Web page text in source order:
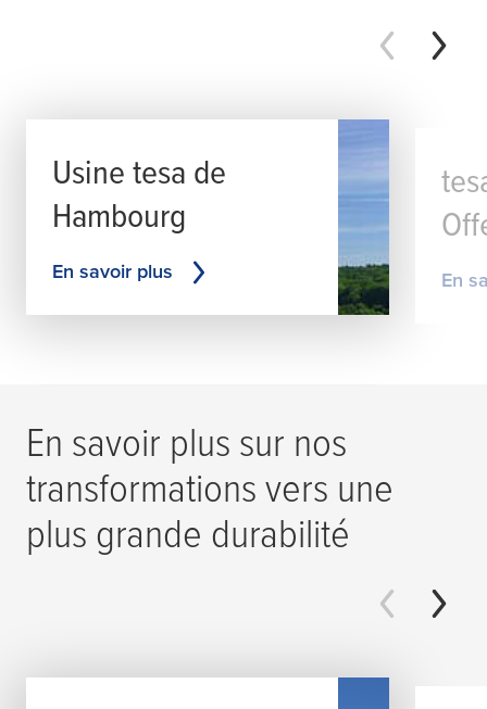
Usine tesa de
Hambourg
En savoir plus En
En savoir plus sur nos
transformations vers une
plus grande durabilité